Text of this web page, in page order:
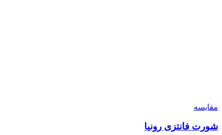
مقایسه
شورت فانتزی رونیا